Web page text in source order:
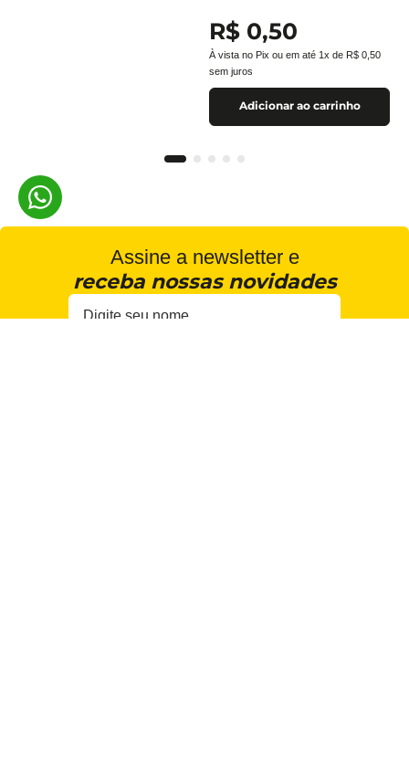
R$ 0,50
À vista no Pix ou em até 1x de R$ 0 50
sem juros
Adicionar ao carrinho
Assine a newsletter e
receba nossas novidades